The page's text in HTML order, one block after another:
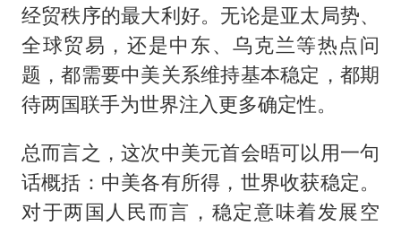
经贸秩序的最大利好。无论是亚太局势、
全球贸易，还是中东、乌克兰等热点问
题，都需要中美关系维持基本稳定，都期
待两国联手为世界注入更多确定性。
总而言之，这次中美元首会晤可以用一句
话概括：中美各有所得，世界收获稳定。
对于两国人民而言，稳定意味着发展空